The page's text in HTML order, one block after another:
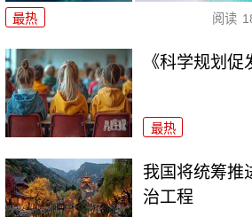
最热 阅读
《科学规划
最热
我国将统筹推
治工程